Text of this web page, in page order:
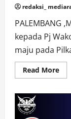
redaksi_
PALEMBANG
kepada Pj
maju pada
Read MoreRead